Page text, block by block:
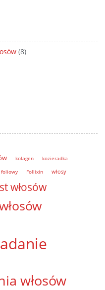
(8)
kolagen
kozieradka
foliowy Follixin włosy
włosów
włosów